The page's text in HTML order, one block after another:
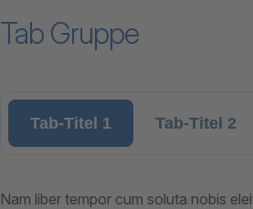
Tab Gruppe
Tab-Titel 1 Tab-Titel 2
Nam liber tempor cum soluta nobis